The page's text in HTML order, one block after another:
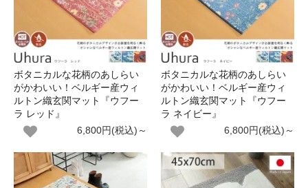
ボタニカルな花柄のあしらい
がかわいい！ベルギー産ウィ
ルトン織玄関マット『ウフー
ラ レッド』
6,800円(税込)～
ボタニカルな花柄のあしらい
がかわいい！ベルギー産ウィ
ルトン織玄関マット『ウフー
ラ ネイビー』
6,800円(税込)～